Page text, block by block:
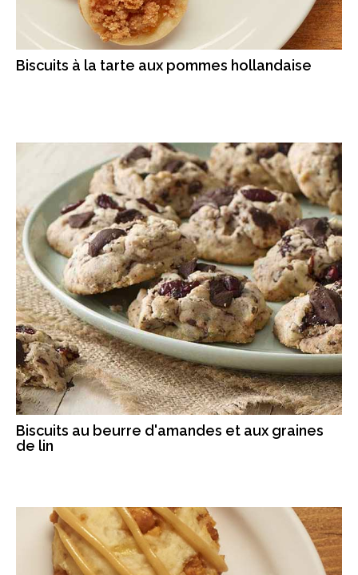
Biscuits à la tarte aux pommes hollandaise
Biscuits au beurre d'amandes et aux graines
de lin